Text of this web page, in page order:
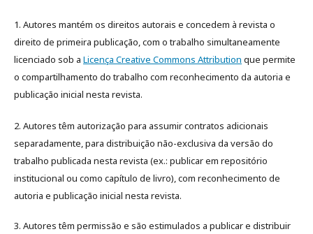
1. Autores mantém os direitos autorais e concedem à revista o
direito de primeira publicação, com o trabalho simultaneamente
licenciado sob a Licença Creative Commons Attribution que permite
o compartilhamento do trabalho com reconhecimento da autoria e
publicação inicial nesta revista.
2. Autores têm autorização para assumir contratos adicionais
separadamente, para distribuição não-exclusiva da versão do
trabalho publicada nesta revista (ex.: publicar em repositório
institucional ou como capítulo de livro), com reconhecimento de
autoria e publicação inicial nesta revista.
3. Autores têm permissão e são estimulados a publicar e distribuir